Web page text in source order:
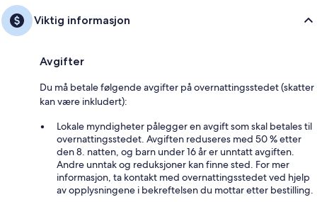
Viktig informasjon
Avgifter
Du må betale følgende avgifter på overnattingsstedet (skatter
kan være inkludert):
Lokale myndigheter pålegger en avgift som skal betales til
overnattingsstedet. Avgiften reduseres med 50 % etter
den 8. natten, og barn under 16 år er unntatt avgiften.
Andre unntak og reduksjoner kan finne sted. For mer
informasjon, ta kontakt med overnattingsstedet ved hjelp
av opplysningene i bekreftelsen du mottar etter bestilling.